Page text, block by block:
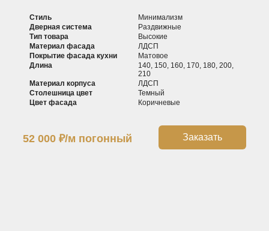
Стиль
Минимализм
Дверная система
Раздвижные
Тип товара
Высокие
Материал фасада
ЛДСП
Покрытие фасада кухни
Матовое
Длина
140, 150, 160, 170, 180, 200,
210
Материал корпуса
ЛДСП
Столешница цвет
Темный
Цвет фасада
Коричневые
52 000₽/м погонный Заказать